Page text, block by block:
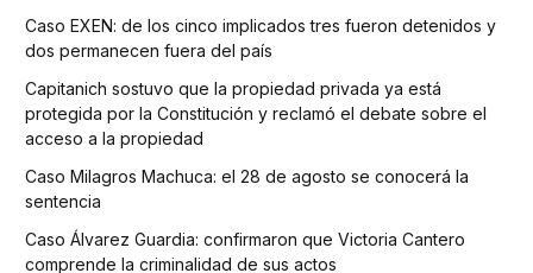
Caso EXEN: de los cinco implicados tres fueron detenidos y
dos permanecen fuera del país
Capitanich sostuvo que la propiedad privada ya está
protegida por la Constitución y reclamó el debate sobre el
acceso a la propiedad
Caso Milagros Machuca: el 28 de agosto se conocerá la
sentencia
Caso Álvarez Guardia: confirmaron que Victoria Cantero
comprende la criminalidad de sus actos